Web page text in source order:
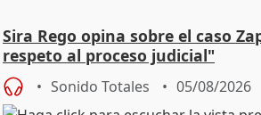
Sira Rego opina sobre el caso
respeto al proceso judicial"
Sonido Totales 05/08/2026